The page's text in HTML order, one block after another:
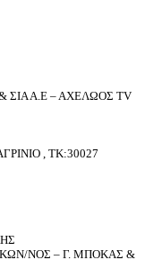
Α.Ε – ΑΧΕΛΩΟΣ TV
, ΤΚ:30027
ΚΩΝ/ΝΟΣ – Γ. ΜΠΟΚΑΣ &